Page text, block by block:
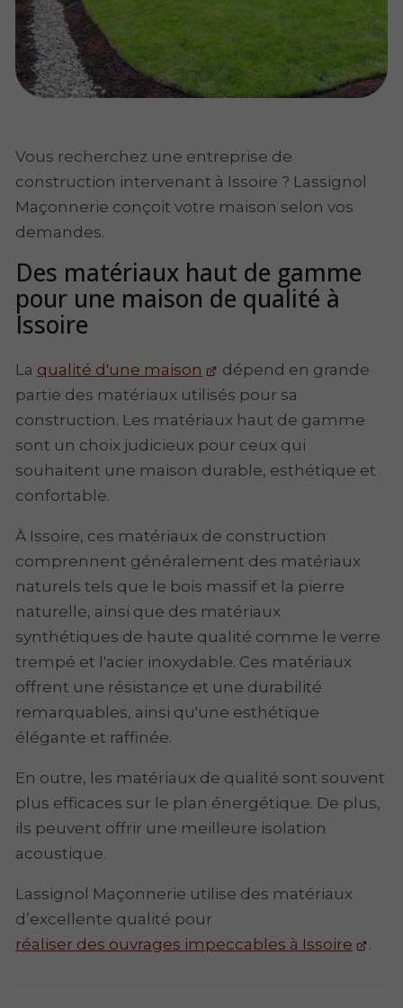
Vous recherchez une entreprise de
construction intervenant à Issoire ? Lassignol
Maçonnerie conçoit votre maison selon vos
demandes.
Des matériaux haut de gamme
pour une maison de qualité à
Issoire
La qualité d'une maison
dépend en grande
partie des matériaux utilisés pour sa
construction. Les matériaux haut de gamme
sont un choix judicieux pour ceux qui
souhaitent une maison durable, esthétique et
confortable.
À Issoire, ces matériaux de construction
comprennent généralement des matériaux
naturels tels que le bois massif et la pierre
naturelle, ainsi que des matériaux
synthétiques de haute qualité comme le verre
trempé et l'acier inoxydable. Ces matériaux
offrent une résistance et une durabilité
remarquables, ainsi qu'une esthétique
élégante et raffinée.
En outre, les matériaux de qualité sont souvent
plus efficaces sur le plan énergétique. De plus,
ils peuvent offrir une meilleure isolation
acoustique.
Lassignol Maçonnerie utilise des matériaux
d’excellente qualité pour
réaliser des ouvrages impeccables à Issoire
.